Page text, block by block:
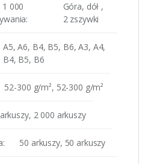
000
Góra, dół ,
2 zszywki
A5, A6, B4, B5, B6, A3, A4,
B4, B5, B6
52-300 g/m², 52-300 g/m²
2 000 arkuszy
50 arkuszy, 50 arkuszy